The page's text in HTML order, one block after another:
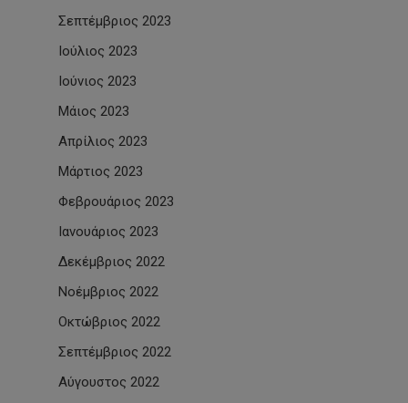
Σεπτέμβριος 2023
Ιούλιος 2023
Ιούνιος 2023
Μάιος 2023
Απρίλιος 2023
Μάρτιος 2023
Φεβρουάριος 2023
Ιανουάριος 2023
Δεκέμβριος 2022
Νοέμβριος 2022
Οκτώβριος 2022
Σεπτέμβριος 2022
Αύγουστος 2022